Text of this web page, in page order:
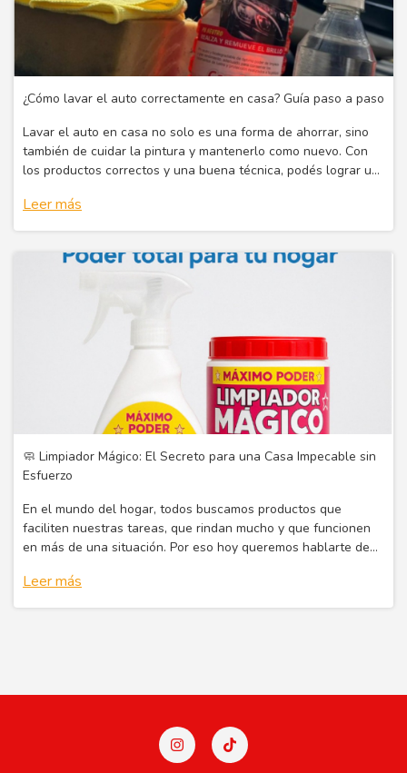
¿Cómo lavar el auto correctamente en casa? Guía paso a paso
Lavar el auto en casa no solo es una forma de ahorrar, sino
también de cuidar la pintura y mantenerlo como nuevo. Con
los productos correctos y una buena técnica, podés lograr un
Leer más
🧼 Limpiador Mágico: El Secreto para una Casa Impecable sin
Esfuerzo
En el mundo del hogar, todos buscamos productos que
faciliten nuestras tareas, que rindan mucho y que funcionen
en más de una situación. Por eso hoy queremos hablarte de
nuestro Limpiador Mág
Leer más